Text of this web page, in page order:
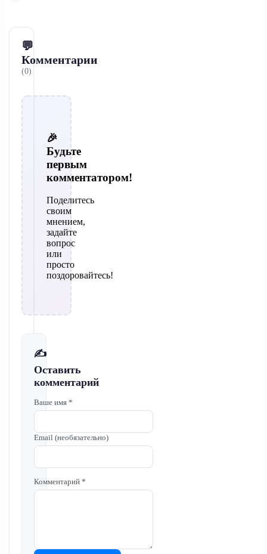
💬
Комментарии
(0)
🎉
Будьте
первым
комментатором!
Поделитесь
своим
мнением,
задайте
вопрос
или
просто
поздоровайтесь!
✍️
Оставить
комментарий
Ваше имя *
Email (необязательно)
Комментарий *